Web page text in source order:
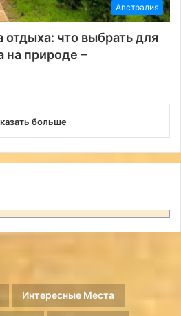
Австралия
отдыха: что выбрать для
на природе –
больше
Интересные Места